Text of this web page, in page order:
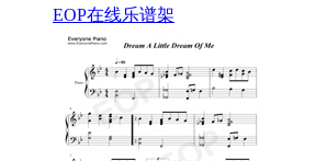
Just saying this
Sweet dreams till sunbeams find you
Sweet dreams that leave all worries behind you
But in your dreams whatever they be
Dream a little dream of
Dream a little dream of
Dream a little dream of me
Dream a little dream of me
EOP在线乐谱架